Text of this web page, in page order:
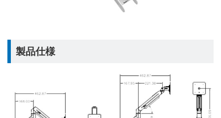
製品仕様